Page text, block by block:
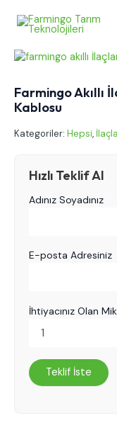
Farmingo Akıllı
Kablosu
Kategoriler: Hepsi,
Hızlı Teklif Al
Adınız Soyadınız
E-posta Adresiniz
İhtiyacınız Olan